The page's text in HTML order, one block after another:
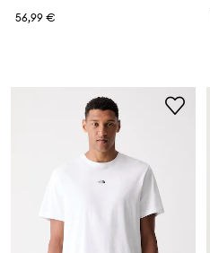
56,99 €